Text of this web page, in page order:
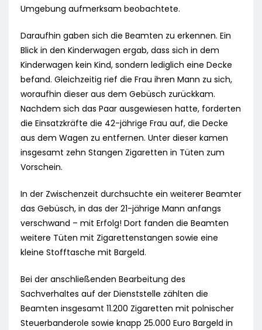
Umgebung aufmerksam beobachtete.
Daraufhin gaben sich die Beamten zu erkennen. Ein
Blick in den Kinderwagen ergab, dass sich in dem
Kinderwagen kein Kind, sondern lediglich eine Decke
befand. Gleichzeitig rief die Frau ihren Mann zu sich,
woraufhin dieser aus dem Gebüsch zurückkam.
Nachdem sich das Paar ausgewiesen hatte, forderten
die Einsatzkräfte die 42-jährige Frau auf, die Decke
aus dem Wagen zu entfernen. Unter dieser kamen
insgesamt zehn Stangen Zigaretten in Tüten zum
Vorschein.
In der Zwischenzeit durchsuchte ein weiterer Beamter
das Gebüsch, in das der 21-jährige Mann anfangs
verschwand – mit Erfolg! Dort fanden die Beamten
weitere Tüten mit Zigarettenstangen sowie eine
kleine Stofftasche mit Bargeld.
Bei der anschließenden Bearbeitung des
Sachverhaltes auf der Dienststelle zählten die
Beamten insgesamt 11.200 Zigaretten mit polnischer
Steuerbanderole sowie knapp 25.000 Euro Bargeld in